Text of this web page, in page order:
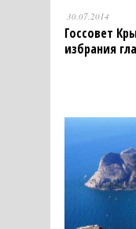
30.07.2014
Госсовет
избрания